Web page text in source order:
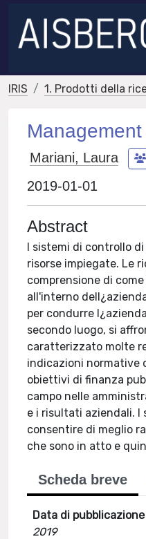
IRIS 1. Prodotti della
Mariani, Laura
2019-01-01
Abstract
I sistemi di controllo
risorse impiegate. Le
comprensione di
all'interno
per condurre
secondo luogo, si
caratterizzato molte
indicazioni normative
obiettivi di finanza
campo nelle
e i risultati aziendali. I
consentire di meglio
che sono in atto e
Scheda breve
Data di pubblicazione
2019